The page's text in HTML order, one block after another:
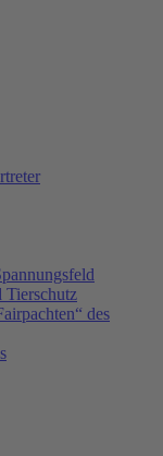
Tierschutz
des